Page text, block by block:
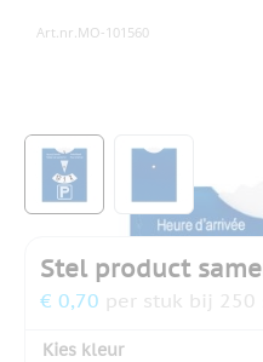
Art.nr. MO-101560
View larger image
View larger
Stel product
€ 0,70 per stuk bij 250
Kies kleur